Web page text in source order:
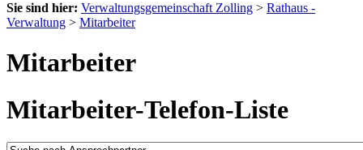
Sie sind hier: Verwaltungsgemeinschaft Zolling > Rathaus -
Verwaltung > Mitarbeiter
Mitarbeiter
Mitarbeiter-Telefon-Liste